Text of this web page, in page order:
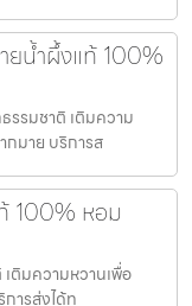
ยน้ำผึ้งแท้ 100%
รรมชาติ เติมความ
กมาย บริการส
100% หอม
ติมความหวานเพื่อ
ารส่งได้ท